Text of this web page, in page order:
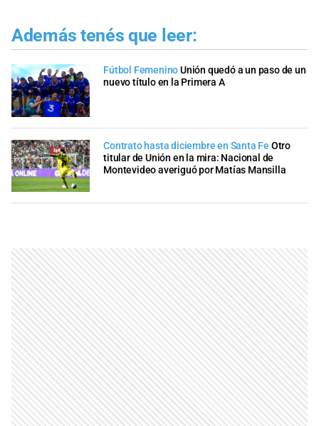
Además tenés que leer:
Fútbol FemeninoUnión quedó a un paso de un
nuevo título en la Primera A
Contrato hasta diciembre en Santa Fe Otro
titular de Unión en la mira: Nacional de
Montevideo averiguó por Matías Mansilla